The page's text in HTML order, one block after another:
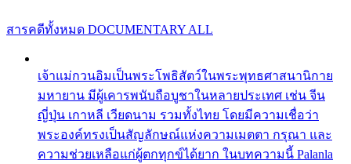
สารคดีทั้งหมด DOCUMENTARY ALL
เจ้าแม่กวนอิมเป็นพระโพธิสัตว์ในพระพุทธศาสนานิกาย
มหายาน มีผู้เคารพนับถือบูชาในหลายประเทศ เช่น จีน
ญี่ปุ่น เกาหลี เวียดนาม รวมทั้งไทย โดยมีความเชื่อว่า
พระองค์ทรงเป็นสัญลักษณ์แห่งความเมตตา กรุณา และ
ความช่วยเหลือแก่ผู้ตกทุกข์ได้ยาก ในบทความนี้ Palanla